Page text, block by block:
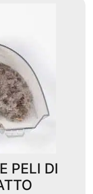
PELI DI